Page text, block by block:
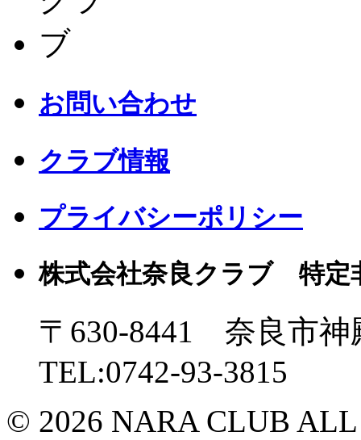
お問い合わせ
クラブ情報
プライバシーポリシー
株式会社奈良クラブ 特定
〒630-8441 奈良市
TEL:0742-93-3815
© 2026 NARA CLUB ALL